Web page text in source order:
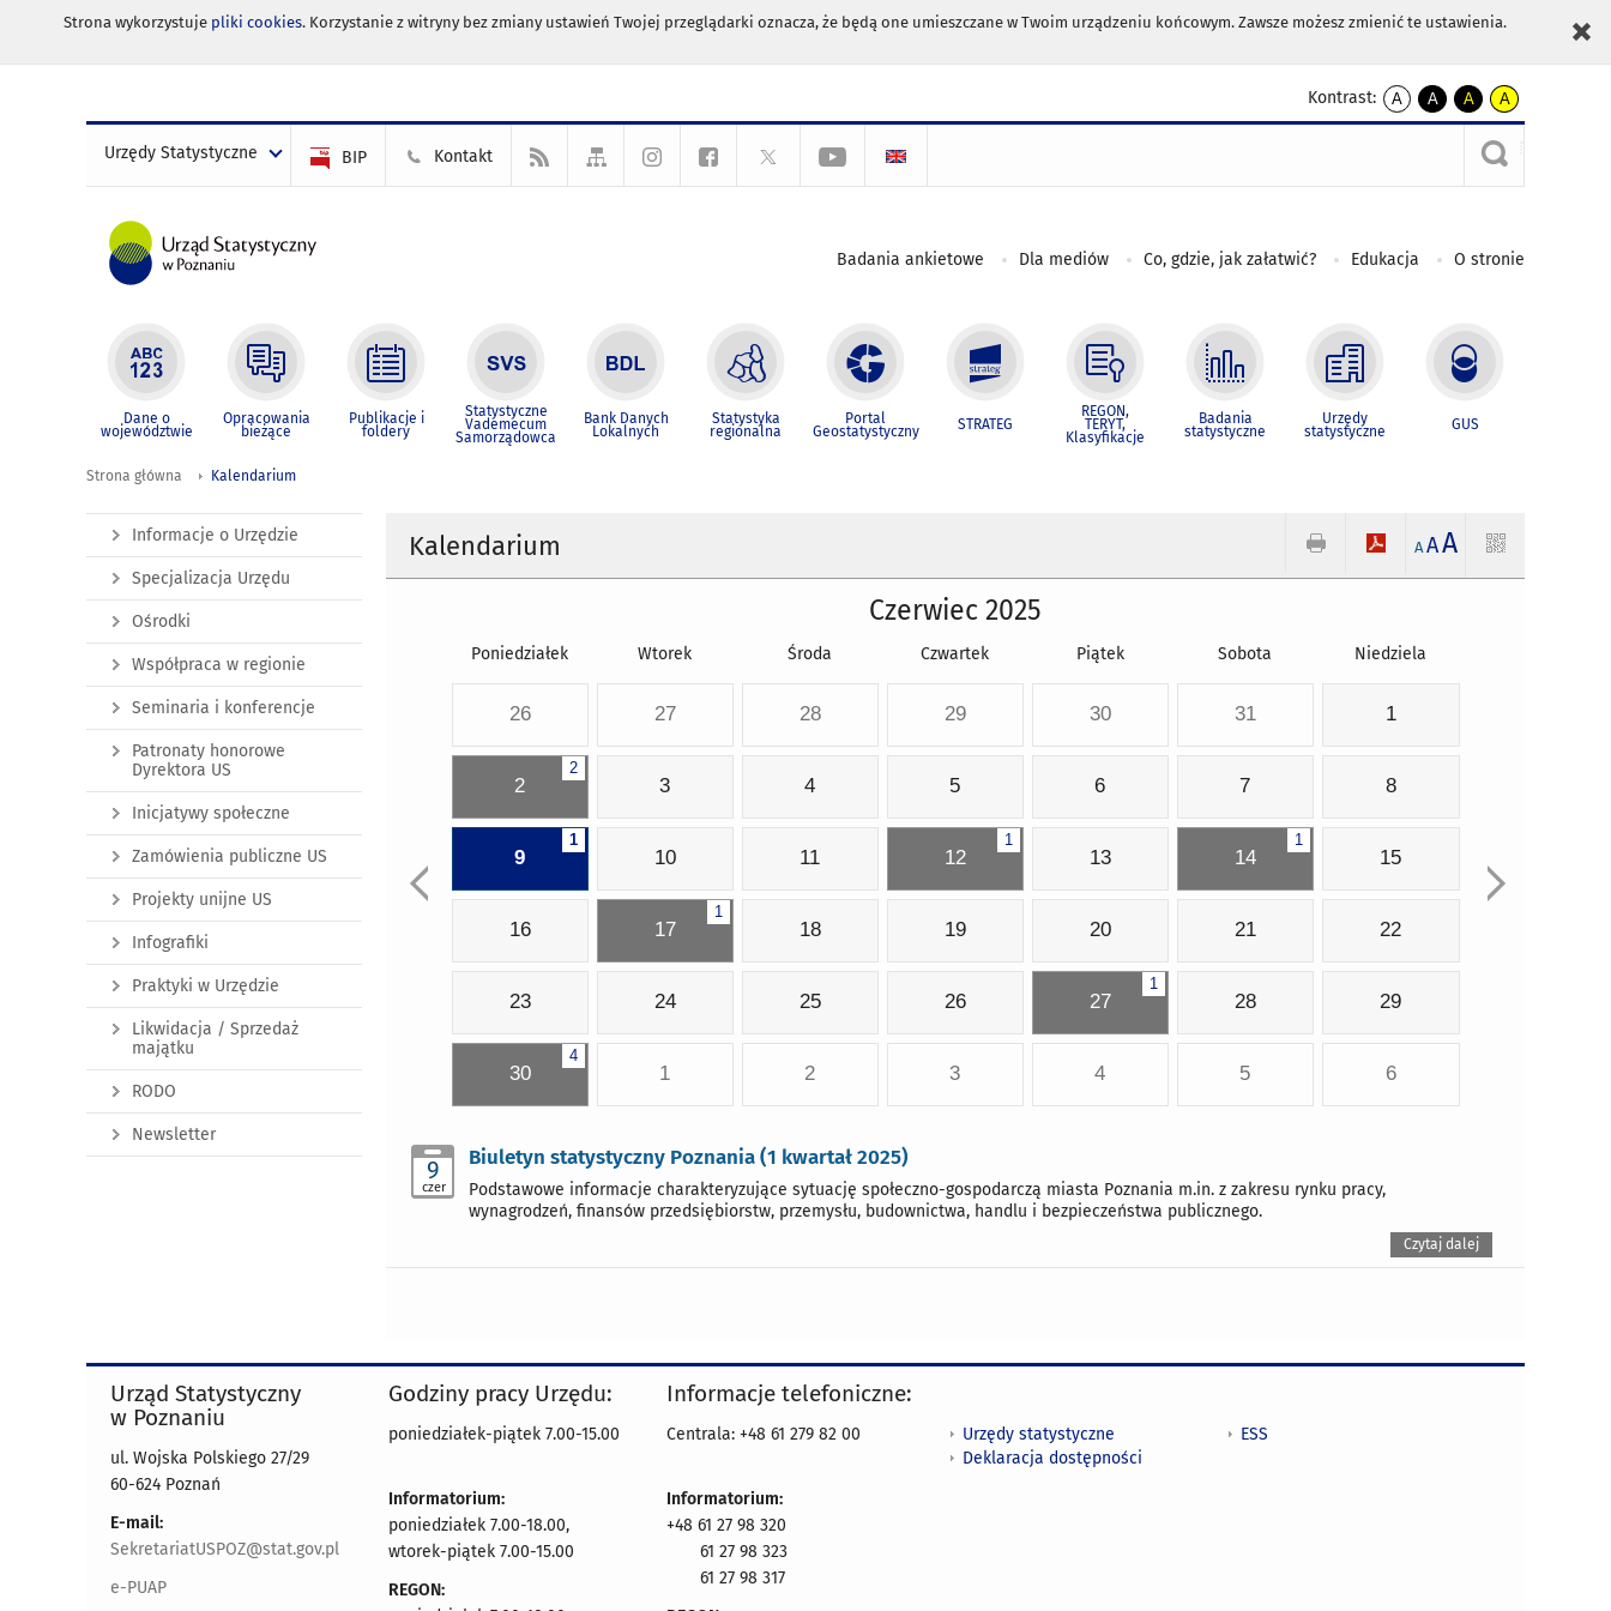
Strona wykorzystuje pliki cookies. Korzystanie z witryny bez zmiany ustawień Twojej przeglądarki oznacza, że będą one umieszczane w Twoim urządzeniu końcowym. Zawsze możesz zmienić te ustawienia.
Kontrast:
A
kontrast
A
kontrast
czarnym
A
kontrast
żółty
tekst
czarnym
A
kontrast
czarny
tekst
żółtym
Urzędy Statystyczne BIP Kontakt
Badania ankietowe Dla mediów Co, gdzie, jak załatwić? Edukacja O stronie
Dane o
województwie
Opracowania
bieżące
Publikacje i
foldery
Statystyczne
Vademecum
Samorządowca
Bank Danych
Lokalnych
Statystyka
regionalna
Portal
Geostatystyczny STRATEG
REGON,
TERYT,
Klasyfikacje
Badania
statystyczne
Urzędy
statystyczne GUS
Strona główna Kalendarium
Kalendarium A AA
Czerwiec 2025
Poniedziałek Wtorek Środa Czwartek Piątek Sobota Niedziela
26 27 28 29 30 31 1
2
2 3 4 5 6 7 8
1
9 10 11
1
12 13
1
14 15
16
1
17 18 19 20 21 22
23 24 25 26
1
27 28 29
4
30 1 2 3 4 5 6
9
czer
Biuletyn statystyczny Poznania (1 kwartał 2025)
Podstawowe informacje charakteryzujące sytuację społeczno-gospodarczą miasta Poznania m.in. z zakresu rynku pracy,
wynagrodzeń, finansów przedsiębiorstw, przemysłu, budownictwa, handlu i bezpieczeństwa publicznego.
Czytaj dalej
Informacje o Urzędzie
Specjalizacja Urzędu
Ośrodki
Współpraca w regionie
Seminaria i konferencje
Patronaty honorowe
Dyrektora US
Inicjatywy społeczne
Zamówienia publiczne US
Projekty unijne US
Infografiki
Praktyki w Urzędzie
Likwidacja / Sprzedaż
majątku
RODO
Newsletter
Urząd Statystyczny
w Poznaniu
ul. Wojska Polskiego 27/29
60-624 Poznań
E-mail:
SekretariatUSPOZ@stat.gov.pl
e-PUAP
Godziny pracy Urzędu:
poniedziałek-piątek 7.00-15.00
Informatorium:
poniedziałek 7.00-18.00,
wtorek-piątek 7.00-15.00
REGON:
Informacje telefoniczne:
Centrala: +48 61 279 82 00
Informatorium:
+48 61 27 98 320
61 27 98 323
61 27 98 317
Urzędy statystyczne
Deklaracja dostępności
ESS